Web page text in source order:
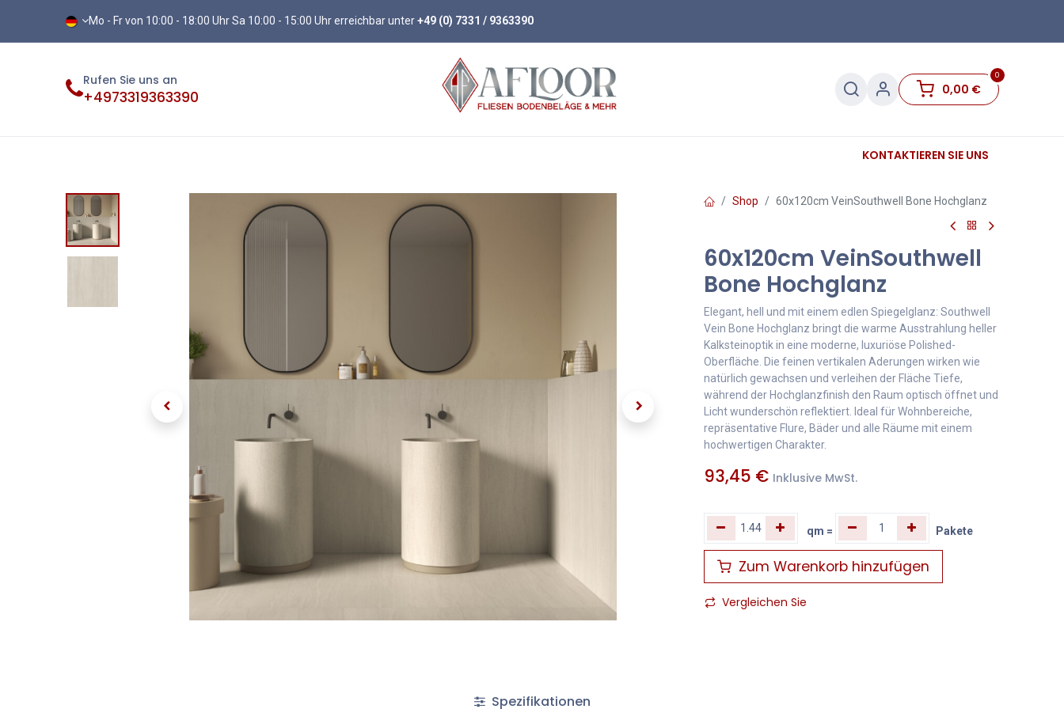
Mo - Fr von 10:00 - 18:00 Uhr Sa 10:00 - 15:00 Uhr erreichbar unter+49 (0) 7331 / 9363390
Rufen Sie uns an
+4973319363390
0
0,00 €
Sockelleisten Sale
KONTAKTIEREN SIE UNS
Shop 60x120cm VeinSouthwell Bone Hochglanz
60x120cm VeinSouthwell
Bone Hochglanz
Elegant, hell und mit einem edlen Spiegelglanz: Southwell
Vein Bone Hochglanz bringt die warme Ausstrahlung heller
Kalksteinoptik in eine moderne, luxuriöse Polished-
Oberfläche. Die feinen vertikalen Aderungen wirken wie
natürlich gewachsen und verleihen der Fläche Tiefe,
während der Hochglanzfinish den Raum optisch öffnet und
Licht wunderschön reflektiert. Ideal für Wohnbereiche,
repräsentative Flure, Bäder und alle Räume mit einem
hochwertigen Charakter.
93,45 € Inklusive MwSt.
qm = Pakete
Zum Warenkorb hinzufügen
Vergleichen Sie
Spezifikationen